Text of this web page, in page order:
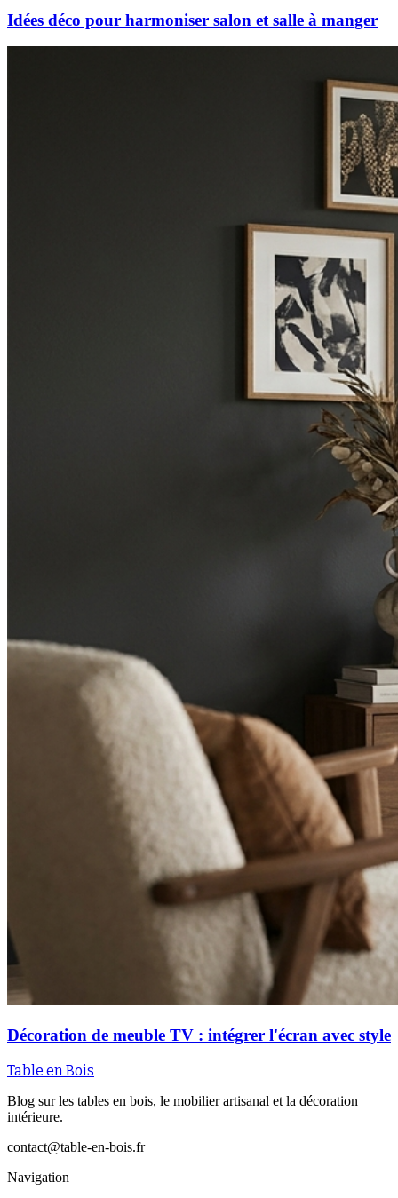
Idées déco pour harmoniser salon et salle à manger
Décoration de meuble TV : intégrer l'écran avec style
Table en Bois
Blog sur les tables en bois, le mobilier artisanal et la décoration
intérieure.
contact@table-en-bois.fr
Navigation